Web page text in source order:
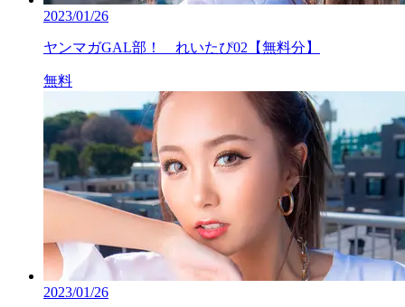
2023/01/26
ヤンマガGAL部！ れいたぴ02【無料分】
無料
2023/01/26